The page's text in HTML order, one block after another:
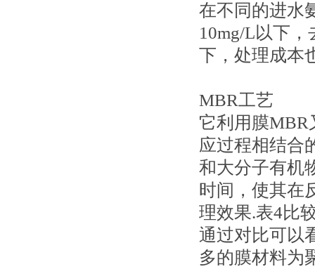
在不同的进水
10mg/L以下
下，处理成本
MBR工艺
它利用膜MBR
应过程相结合
和大分子有机
时间，使其在
理效果.表4比
通过对比可以
多的膜材料为